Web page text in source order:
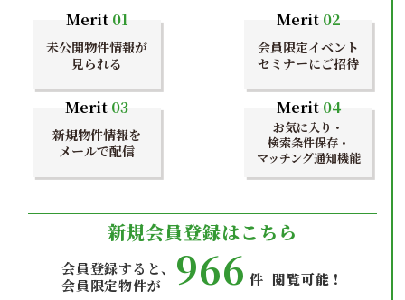
Merit01
未公開物件情報が
見られる
Merit02
会員限定イベント
セミナーにご招待
Merit 03
新規物件情報を
メールで配信
Merit04
お気に入り・
検索条件保存・
マッチング通知機能
新規会員登録はこちら
会員登録すると、
会員限定物件が
966 件 閲覧可能！